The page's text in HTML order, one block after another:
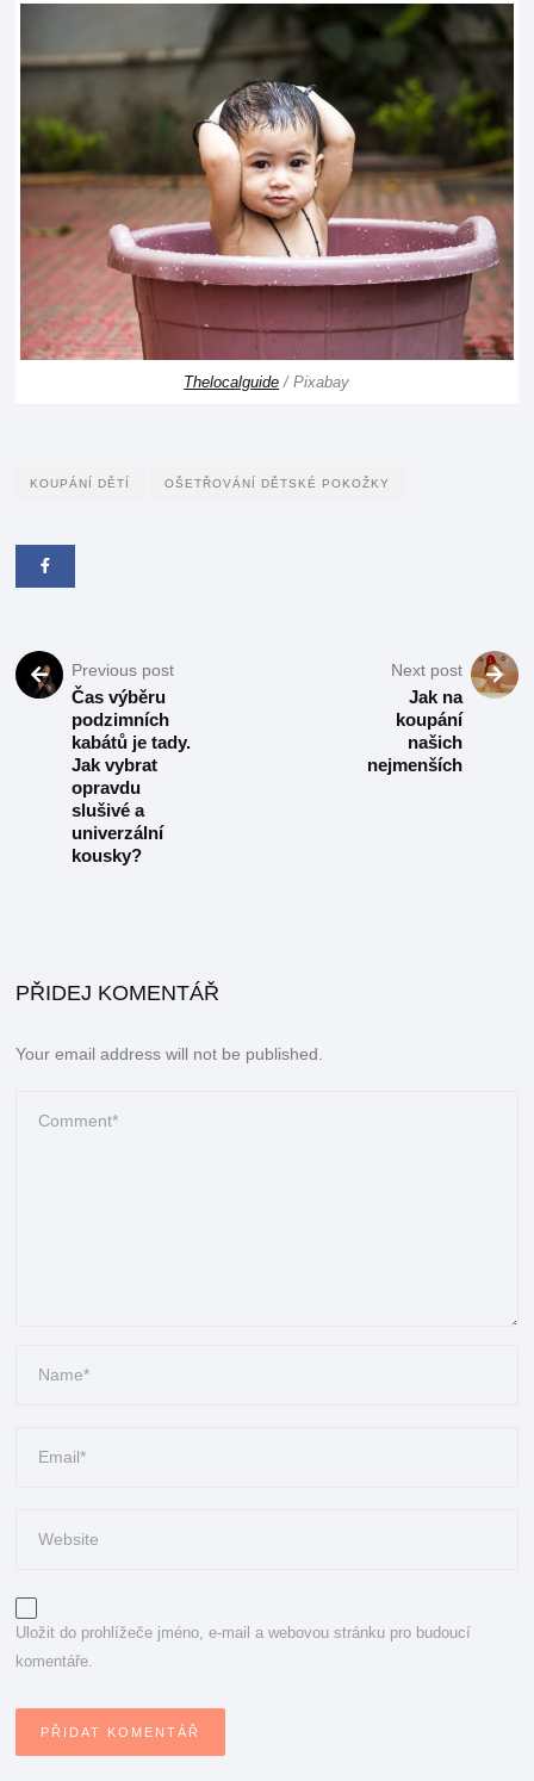
Thelocalguide / Pixabay
KOUPÁNÍ DĚTÍ OŠETŘOVÁNÍ DĚTSKÉ POKOŽKY
Previous post
Čas výběru
podzimních
kabátů je tady.
Jak vybrat
opravdu
slušivé a
univerzální
kousky?
Next post
Jak na
koupání
našich
nejmenších
PŘIDEJ KOMENTÁŘ
Your email address will not be published.
Uložit do prohlížeče jméno, e-mail a webovou stránku pro budoucí
komentáře.